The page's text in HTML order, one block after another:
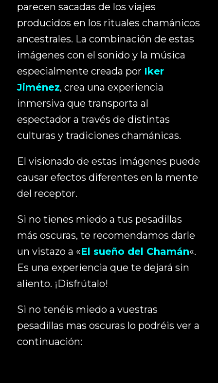
parecen sacadas de los viajes
producidos en los rituales chamánicos
ancestrales. La combinación de estas
imágenes con el sonido y la música
especialmente creada por Iker
Jiménez, crea una experiencia
inmersiva que transporta al
espectador a través de distintas
culturas y tradiciones chamánicas.
El visionado de estas imágenes puede
causar efectos diferentes en la mente
del receptor.
Si no tienes miedo a tus pesadillas
más oscuras, te recomendamos darle
un vistazo a «El sueño del Chamán«.
Es una experiencia que te dejará sin
aliento. ¡Disfrútalo!
Si no tenéis miedo a vuestras
pesadillas mas oscuras lo podréis ver a
continuación: